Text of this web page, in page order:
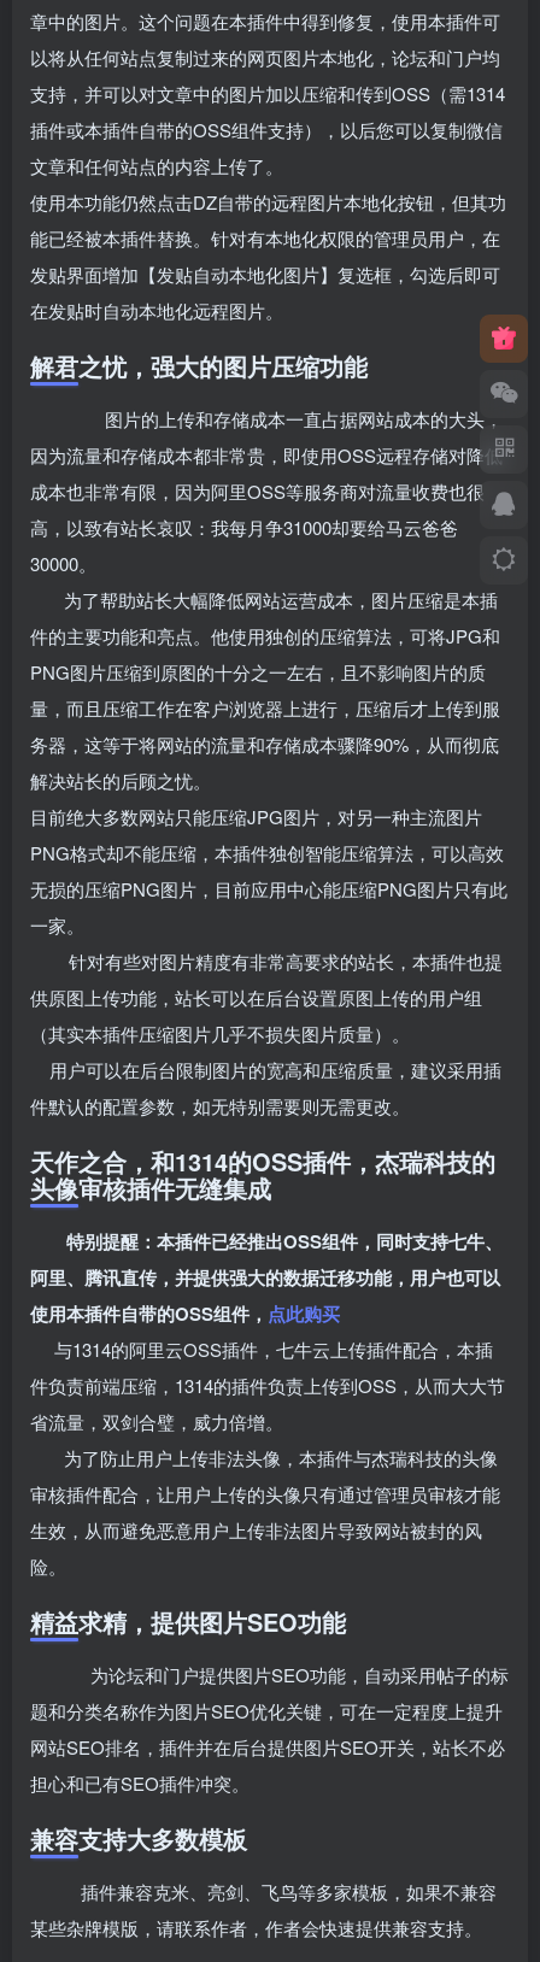
章中的图片。这个问题在本插件中得到修复，使用本插件可
以将从任何站点复制过来的网页图片本地化，论坛和门户均
支持，并可以对文章中的图片加以压缩和传到OSS（需1314
插件或本插件自带的OSS组件支持），以后您可以复制微信
文章和任何站点的内容上传了。
使用本功能仍然点击DZ自带的远程图片本地化按钮，但其功
能已经被本插件替换。针对有本地化权限的管理员用户，在
发贴界面增加【发贴自动本地化图片】复选框，勾选后即可
在发贴时自动本地化远程图片。
解君之忧，强大的图片压缩功能
图片的上传和存储成本一直占据网站成本的大头，
因为流量和存储成本都非常贵，即使用OSS远程存储对降低
成本也非常有限，因为阿里OSS等服务商对流量收费也很
高，以致有站长哀叹：我每月争31000却要给马云爸爸
30000。
为了帮助站长大幅降低网站运营成本，图片压缩是本插
件的主要功能和亮点。他使用独创的压缩算法，可将JPG和
PNG图片压缩到原图的十分之一左右，且不影响图片的质
量，而且压缩工作在客户浏览器上进行，压缩后才上传到服
务器，这等于将网站的流量和存储成本骤降90%，从而彻底
解决站长的后顾之忧。
目前绝大多数网站只能压缩JPG图片，对另一种主流图片
PNG格式却不能压缩，本插件独创智能压缩算法，可以高效
无损的压缩PNG图片，目前应用中心能压缩PNG图片只有此
一家。
针对有些对图片精度有非常高要求的站长，本插件也提
供原图上传功能，站长可以在后台设置原图上传的用户组
（其实本插件压缩图片几乎不损失图片质量）。
用户可以在后台限制图片的宽高和压缩质量，建议采用插
件默认的配置参数，如无特别需要则无需更改。
天作之合，和1314的OSS插件，杰瑞科技的
头像审核插件无缝集成
特别提醒：本插件已经推出OSS组件，同时支持七牛、
阿里、腾讯直传，并提供强大的数据迁移功能，用户也可以
使用本插件自带的OSS组件， 点此购买
与1314的阿里云OSS插件，七牛云上传插件配合，本插
件负责前端压缩，1314的插件负责上传到OSS，从而大大节
省流量，双剑合璧，威力倍增。
为了防止用户上传非法头像，本插件与杰瑞科技的头像
审核插件配合，让用户上传的头像只有通过管理员审核才能
生效，从而避免恶意用户上传非法图片导致网站被封的风
险。
精益求精，提供图片SEO功能
为论坛和门户提供图片SEO功能，自动采用帖子的标
题和分类名称作为图片SEO优化关键，可在一定程度上提升
网站SEO排名，插件并在后台提供图片SEO开关，站长不必
担心和已有SEO插件冲突。
兼容支持大多数模板
插件兼容克米、亮剑、飞鸟等多家模板，如果不兼容
某些杂牌模版，请联系作者，作者会快速提供兼容支持。